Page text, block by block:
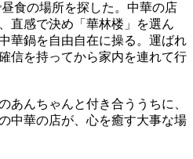
食の場所を探した。中華の店
直感で決め「華林楼」を選ん
華鍋を自由自在に操る。運ばれ
信を持ってから家内を連れて行
んちゃんと付き合ううちに、
中華の店が、心を癒す大事な場